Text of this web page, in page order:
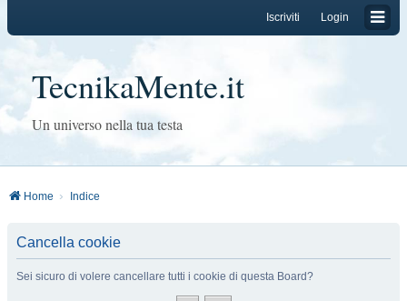
Login
Iscriviti
TecnikaMente.it
Un universo nella tua testa
Home Indice
Cancella cookie
Sei sicuro di volere cancellare tutti i cookie di questa Board?